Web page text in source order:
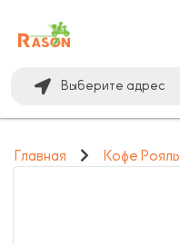
Выберите адрес
Главная Кофе Рояль